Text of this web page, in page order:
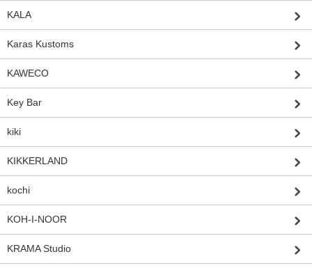
KALA
Karas Kustoms
KAWECO
Key Bar
kiki
KIKKERLAND
kochi
KOH-I-NOOR
KRAMA Studio